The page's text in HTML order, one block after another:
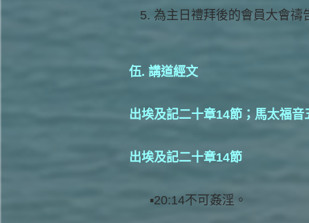
為主日禮拜後的會員大會禱
伍. 講道經文
出埃及記二十章14節；馬太福
出埃及記二十章14節
20:14不可姦淫。